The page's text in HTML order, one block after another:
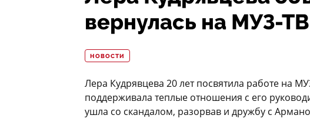
вернулась на МУЗ-ТВ
НОВОСТИ
Лера Кудрявцева 20 лет посвятила работе на
поддерживала теплые отношения с его
ушла со скандалом, разорвав и дружбу с